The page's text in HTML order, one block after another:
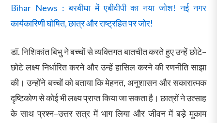
Bihar News : बरबीघा में एबीवीपी का नया जोश! नई नगर
कार्यकारिणी घोषित, छात्र और राष्ट्रहित पर जोर!
डॉ. निशिकांत बिभु ने बच्चों से व्यक्तिगत बातचीत करते हुए उन्हें छोटे–
छोटे लक्ष्य निर्धारित करने और उन्हें हासिल करने की रणनीति साझा
की। उन्होंने बच्चों को बताया कि मेहनत, अनुशासन और सकारात्मक
दृष्टिकोण से कोई भी लक्ष्य प्राप्त किया जा सकता है। छात्रों ने उत्साह
के साथ प्रश्न–उत्तर सत्र में भाग लिया और जीवन में बड़े मुकाम